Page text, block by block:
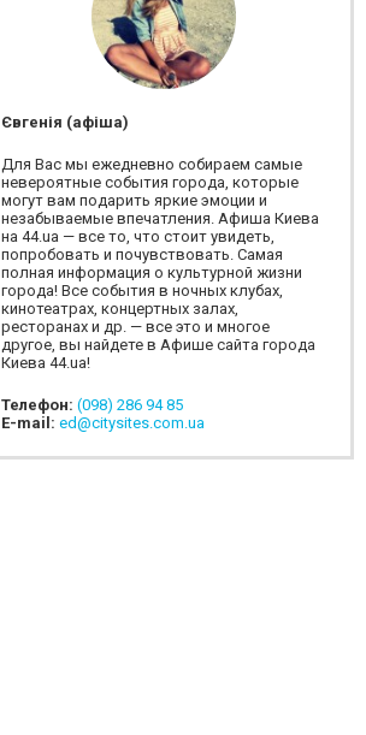
Євгенія (афіша)
Для Вас мы ежедневно собираем самые
невероятные события города, которые
могут вам подарить яркие эмоции и
незабываемые впечатления. Афиша Киева
на 44.ua — все то, что стоит увидеть,
попробовать и почувствовать. Самая
полная информация о культурной жизни
города! Все события в ночных клубах,
кинотеатрах, концертных залах,
ресторанах и др. — все это и многое
другое, вы найдете в Афише сайта города
Киева 44.ua!
Телефон: (098) 286 94 85
E-mail: ed@citysites.com.ua